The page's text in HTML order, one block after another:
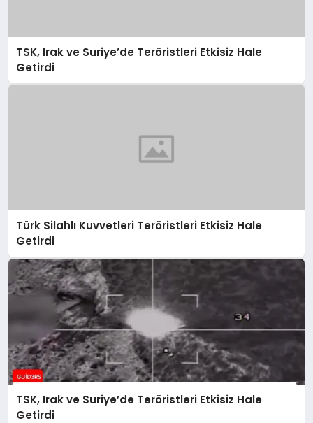
TSK, Irak ve Suriye’de Teröristleri Etkisiz Hale
Getirdi
Türk Silahlı Kuvvetleri Teröristleri Etkisiz Hale
Getirdi
TSK, Irak ve Suriye’de Teröristleri Etkisiz Hale
Getirdi